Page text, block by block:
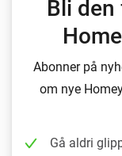
Bli
Abonner på
om nye
Gå aldri